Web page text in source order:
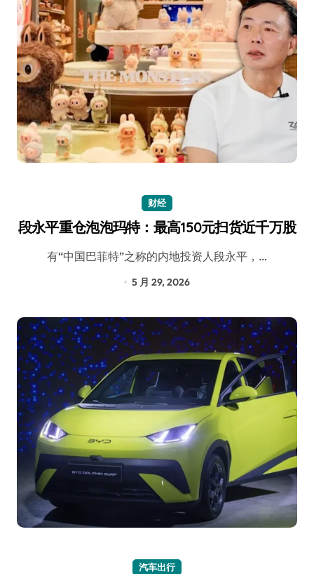
财经
段永平重仓泡泡玛特：最高150元扫货近千万股
有“中国巴菲特”之称的内地投资人段永平，…
5 月 29, 2026
汽车出行